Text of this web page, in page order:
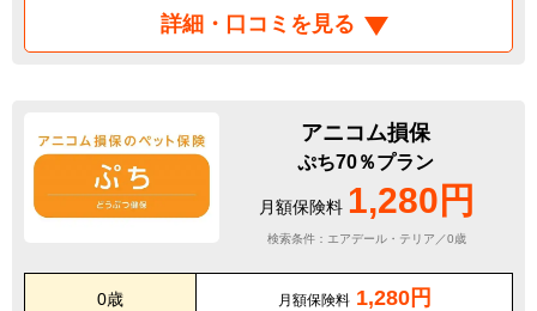
詳細・口コミを見る
アニコム損保
ぷち70％プラン
月額保険料 1,280円
検索条件：エアデール・テリア／0歳
0歳 月額保険料 1,280円